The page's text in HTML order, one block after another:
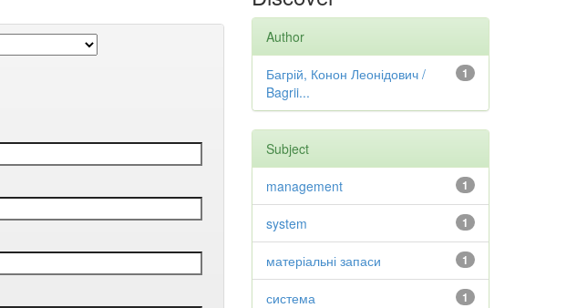
Author
1
Багрій, Конон Леонідович /
Bagrii...
Subject
1
management
1
system
1
матеріальні запаси
1
система